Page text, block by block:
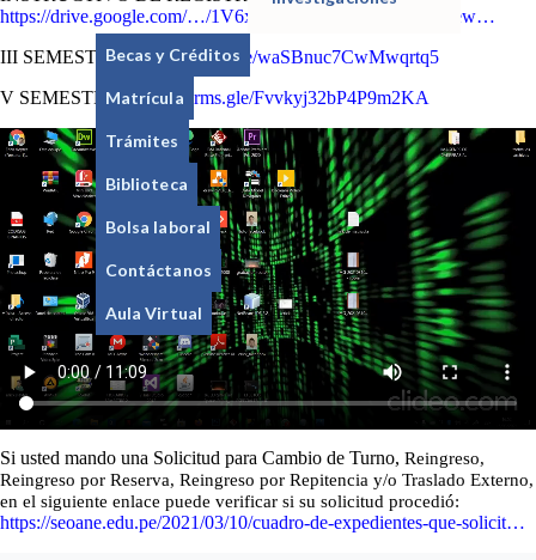
Becas y Créditos
Matrícula
Trámites
Biblioteca
Bolsa laboral
Contáctanos
Aula Virtual
https://drive.google.com/…/1V6xEBrOeLEckp86zyq1…/view…
III SEMESTRE:https://forms.gle/waSBnuc7CwMwqrtq5
V SEMESTRE: https://forms.gle/Fvvkyj32bP4P9m2KA
Si usted mando una Solicitud para Cambio de Turno, Reingreso,
Reingreso por Reserva, Reingreso por Repitencia y/o Traslado Externo,
en el siguiente enlace puede verificar si su solicitud procedió:
https://seoane.edu.pe/2021/03/10/cuadro-de-expedientes-que-solicit…